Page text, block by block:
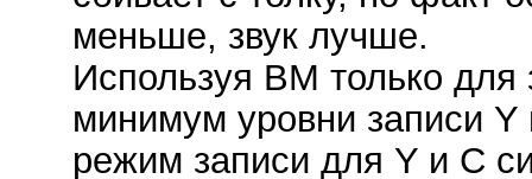
меньше, звук лучше.
Используя ВМ только для
минимум уровни записи Y
режим записи для Y и C